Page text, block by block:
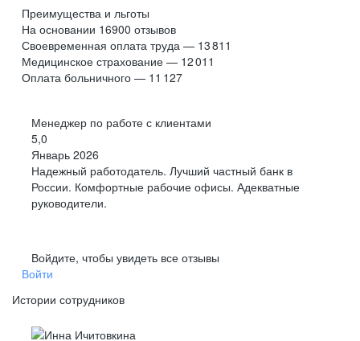
Преимущества и льготы
На основании 16900 отзывов
Своевременная оплата труда — 13 811
Медицинское страхование — 12 011
Оплата больничного — 11 127
Менеджер по работе с клиентами
5,0
Январь 2026
Надежный работодатель. Лучший частный банк в
России. Комфортные рабочие офисы. Адекватные
руководители.
Войдите, чтобы увидеть все отзывы
Войти
Истории сотрудников